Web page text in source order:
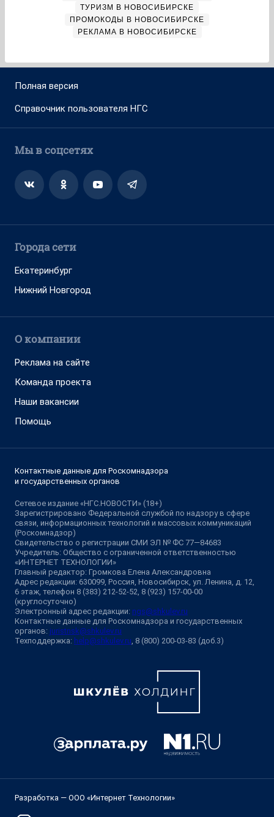
ТУРИЗМ В НОВОСИБИРСКЕ
ПРОМОКОДЫ В НОВОСИБИРСКЕ
РЕКЛАМА В НОВОСИБИРСКЕ
Полная версия
Справочник пользователя НГС
Мы в соцсетях
Города сети
Екатеринбург
Нижний Новгород
О компании
Реклама на сайте
Команда проекта
Наши вакансии
Помощь
Контактные данные для Роскомнадзора
и государственных органов
Сетевое издание «НГС.НОВОСТИ» (18+)
Зарегистрировано Федеральной службой по надзору в сфере
связи, информационных технологий и массовых коммуникаций
(Роскомнадзор)
Свидетельство о регистрации СМИ ЭЛ № ФС 77—84683
Учредитель: Общество с ограниченной ответственностью
«ИНТЕРНЕТ ТЕХНОЛОГИИ»
Главный редактор: Громкова Елена Александровна
Адрес редакции: 630099, Россия, Новосибирск, ул. Ленина, д. 12,
6 этаж, телефон 8 (383) 212-52-52, 8 (923) 157-00-00
(круглосуточно)
Электронный адрес редакции: ngs@shkulev.ru
Контактные данные для Роскомнадзора и государственных
органов: juristnsk@shkulev.ru
Техподдержка: help@shkulev.ru , 8 (800) 200-03-83 (доб.3)
Разработка — ООО «Интернет Технологии»